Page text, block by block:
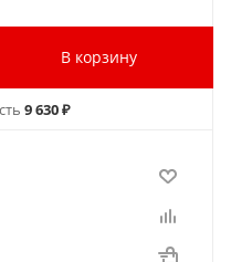
В корзину
9 630 ₽